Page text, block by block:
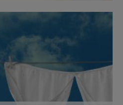
Fruchtsäuren und
Zitrusfrüchten vor. […]